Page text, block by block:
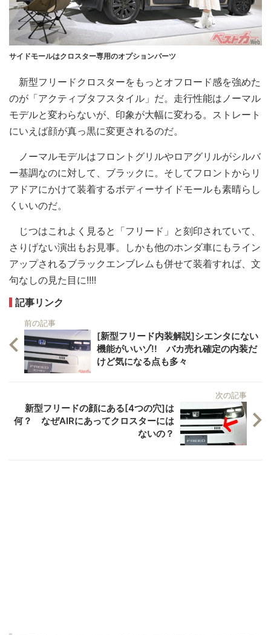
サイドモールはクロスター専用のオプションパーツ
新型フリードクロスターをもっとオフロード感を強めた
のが「アクティブタフスタイル」だ。走行性能はノーマル
モデルと変わらないが、印象が大幅に変わる。ストレート
にいえば顔が真っ黒に変更されるのだ。
ノーマルモデルはフロントグリルやロアグリルがシルバ
ー基調なのに対して、ブラックに。そしてフロントからリ
アドアにかけて装着するボディーサイドモールも素晴らし
くいいのだ。
じつはこれよく見ると「フリード」と刻印されていて、
さりげない演出もお見事。しかも他のホンダ車にもライン
アップされるブラックエンブレムも併せて装着すれば、文
句なしの見た目に!!!!
記事リンク
前の記事
[新型フリード内装解説]シエンタにない
機能がいいゾ!! バカ売れ確定の内装だ
けど気になる点も多々
次の記事
新型フリードの顔にある[4つの穴]は
何？ なぜAIRにあってクロスターには
ないの？